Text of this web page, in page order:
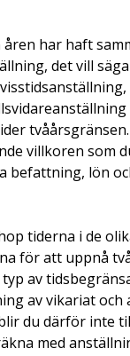
åren har haft
det vill
villkoren som
befattning, lön
tiderna i de
för att uppnå
av
av vikariat och
du därför inte
med